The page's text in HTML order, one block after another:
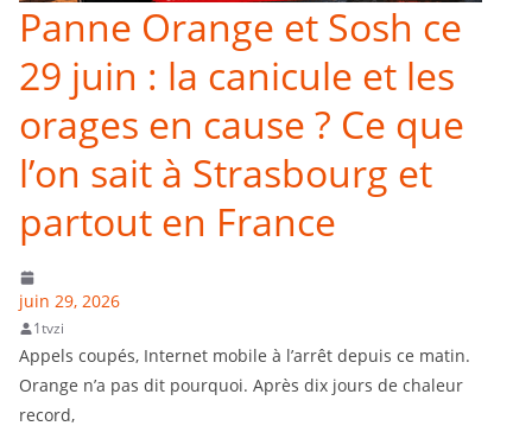
Panne Orange et Sosh ce
29 juin : la canicule et les
orages en cause ? Ce que
l’on sait à Strasbourg et
partout en France
juin 29, 2026
1tvzi
Appels coupés, Internet mobile à l’arrêt depuis ce matin.
Orange n’a pas dit pourquoi. Après dix jours de chaleur
record,